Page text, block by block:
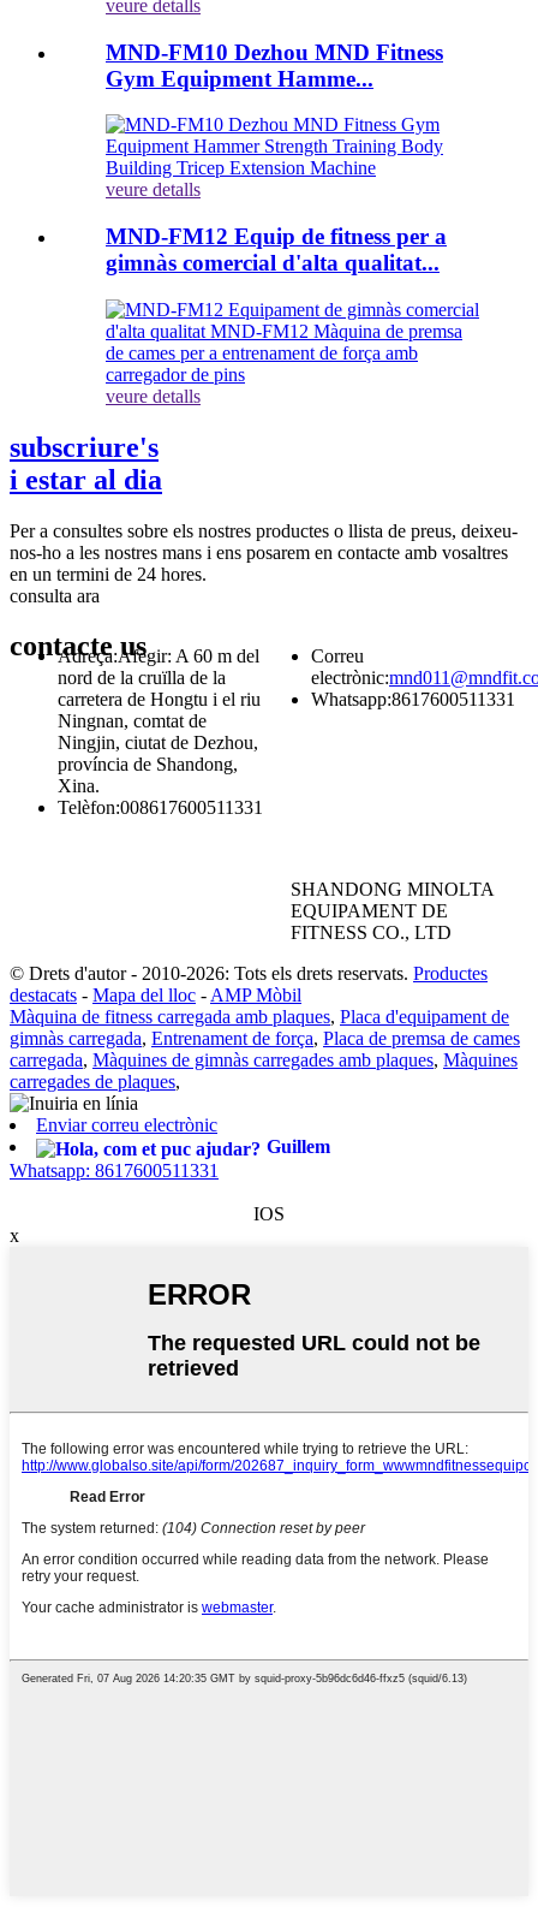
veure detalls
MND-FM10 Dezhou MND Fitness
Gym Equipment Hamme...
veure detalls
MND-FM12 Equip de fitness per a
gimnàs comercial d'alta qualitat...
veure detalls
subscriure's
i estar al dia
Per a consultes sobre els nostres productes o llista de preus, deixeu-
nos-ho a les nostres mans i ens posarem en contacte amb vosaltres
en un termini de 24 hores.
consulta ara
contacteus
Adreça:Afegir: A 60 m del
nord de la cruïlla de la
carretera de Hongtu i el riu
Ningnan, comtat de
Ningjin, ciutat de Dezhou,
província de Shandong,
Xina.
Telèfon:008617600511331
Correu
electrònic:
Whatsapp:8617600511331
SHANDONG MINOLTA
EQUIPAMENT DE
FITNESS CO., LTD
© Drets d'autor - 2010-2026: Tots els drets reservats. Productes
destacats - Mapa del lloc - AMP Mòbil
Màquina de fitness carregada amb plaques, Placa d'equipament de
gimnàs carregada, Entrenament de força, Placa de premsa de cames
carregada, Màquines de gimnàs carregades amb plaques, Màquines
carregades de plaques,
Enviar correu electrònic
Guillem
Whatsapp: 8617600511331
IOS
x